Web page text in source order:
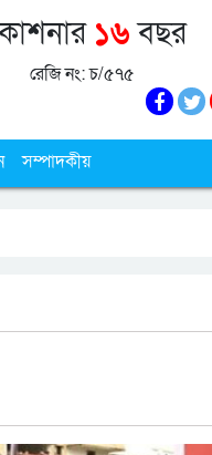
১৬বছর
রেজি নং: চ/৫৭৫
সম্পাদকীয়